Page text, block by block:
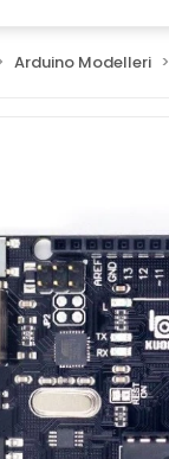
Arduino Modelleri